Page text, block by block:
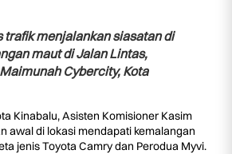
trafik menjalankan siasatan di
maut di Jalan Lintas,
Cybercity, Kota
Kinabalu, Asisten Komisioner Kasim
awal di lokasi mendapati kemalangan
jenis Toyota Camry dan Perodua Myvi.